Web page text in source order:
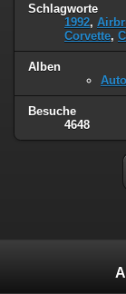
Schlagworte
1992,
Corvette,
Alben
Besuche
4648